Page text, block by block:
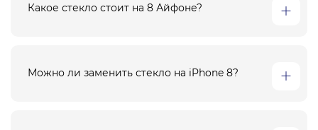
Какое стекло стоит на 8 Айфоне?
Можно ли заменить стекло на iPhone 8?